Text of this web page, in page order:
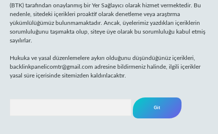
(BTK) tarafından onaylanmış bir Yer Sağlayıcı olarak hizmet vermektedir. Bu
nedenle, sitedeki içerikleri proaktif olarak denetleme veya araştırma
yükümlülüğümüz bulunmamaktadır. Ancak, üyelerimiz yazdıkları içeriklerin
sorumluluğunu taşımakta olup, siteye üye olarak bu sorumluluğu kabul etmiş
sayılırlar.
Hukuka ve yasal düzenlemelere aykırı olduğunu düşündüğünüz içerikleri,
backlinkpanelicomtr@gmail.com adresine bildirmeniz halinde, ilgili içerikler
yasal süre içerisinde sitemizden kaldırılacaktır.